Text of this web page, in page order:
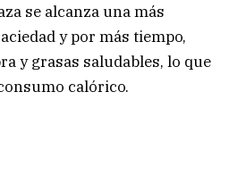
se alcanza una más
y por más tiempo,
y grasas saludables, lo que
calórico.